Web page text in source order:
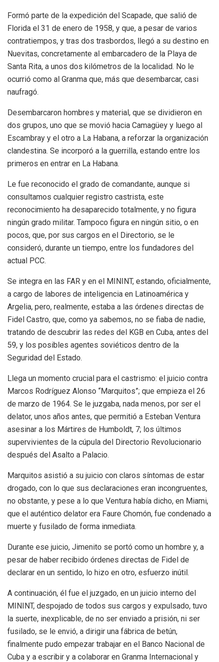
Formó parte de la expedición del Scapade, que salió de
Florida el 31 de enero de 1958, y que, a pesar de varios
contratiempos, y tras dos trasbordos, llegó a su destino en
Nuevitas, concretamente al embarcadero de la Playa de
Santa Rita, a unos dos kilómetros de la localidad. No le
ocurrió como al Granma que, más que desembarcar, casi
naufragó.
Desembarcaron hombres y material, que se dividieron en
dos grupos, uno que se movió hacia Camagüey y luego al
Escambray y el otro a La Habana, a reforzar la organización
clandestina. Se incorporó a la guerrilla, estando entre los
primeros en entrar en La Habana.
Le fue reconocido el grado de comandante, aunque si
consultamos cualquier registro castrista, este
reconocimiento ha desaparecido totalmente, y no figura
ningún grado militar. Tampoco figura en ningún sitio, o en
pocos, que, por sus cargos en el Directorio, se le
consideró, durante un tiempo, entre los fundadores del
actual PCC.
Se integra en las FAR y en el MININT, estando, oficialmente,
a cargo de labores de inteligencia en Latinoamérica y
Argelia, pero, realmente, estaba a las órdenes directas de
Fidel Castro, que, como ya sabemos, no se fiaba de nadie,
tratando de descubrir las redes del KGB en Cuba, antes del
59, y los posibles agentes soviéticos dentro de la
Seguridad del Estado.
Llega un momento crucial para el castrismo: el juicio contra
Marcos Rodríguez Alonso “Marquitos”; que empieza el 26
de marzo de 1964. Se le juzgaba, nada menos, por ser el
delator, unos años antes, que permitió a Esteban Ventura
asesinar a los Mártires de Humboldt, 7; los últimos
supervivientes de la cúpula del Directorio Revolucionario
después del Asalto a Palacio.
Marquitos asistió a su juicio con claros síntomas de estar
drogado, con lo que sus declaraciones eran incongruentes,
no obstante, y pese a lo que Ventura había dicho, en Miami,
que el auténtico delator era Faure Chomón, fue condenado a
muerte y fusilado de forma inmediata.
Durante ese juicio, Jimenito se portó como un hombre y, a
pesar de haber recibido órdenes directas de Fidel de
declarar en un sentido, lo hizo en otro, esfuerzo inútil.
A continuación, él fue el juzgado, en un juicio interno del
MININT, despojado de todos sus cargos y expulsado, tuvo
la suerte, inexplicable, de no ser enviado a prisión, ni ser
fusilado, se le envió, a dirigir una fábrica de betún,
finalmente pudo empezar trabajar en el Banco Nacional de
Cuba y a escribir y a colaborar en Granma Internacional y